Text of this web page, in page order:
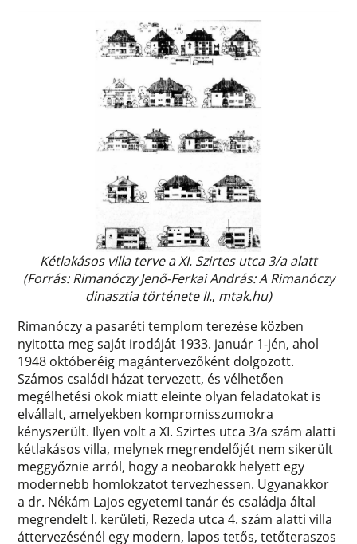
Kétlakásos villa terve a XI. Szirtes utca 3/a alatt
(Forrás: Rimanóczy Jenő-Ferkai András: A Rimanóczy
dinasztia története II., mtak.hu)
Rimanóczy a pasaréti templom terezése közben
nyitotta meg saját irodáját 1933. január 1-jén, ahol
1948 októberéig magántervezőként dolgozott.
Számos családi házat tervezett, és vélhetően
megélhetési okok miatt eleinte olyan feladatokat is
elvállalt, amelyekben kompromisszumokra
kényszerült. Ilyen volt a XI. Szirtes utca 3/a szám alatti
kétlakásos villa, melynek megrendelőjét nem sikerült
meggyőznie arról, hogy a neobarokk helyett egy
modernebb homlokzatot tervezhessen. Ugyanakkor
a dr. Nékám Lajos egyetemi tanár és családja által
megrendelt I. kerületi, Rezeda utca 4. szám alatti villa
áttervezésénél egy modern, lapos tetős, tetőteraszos